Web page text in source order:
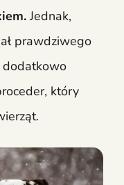
Jednak,
prawdziwego
który